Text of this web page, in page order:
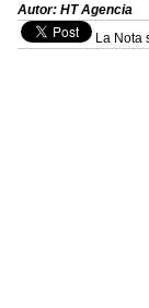
Autor: HT Agencia
La Nota